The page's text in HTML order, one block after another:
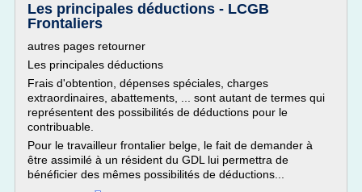
Les principales déductions - LCGB
Frontaliers
autres pages retourner
Les principales déductions
Frais d'obtention, dépenses spéciales, charges
extraordinaires, abattements, ... sont autant de termes qui
représentent des possibilités de déductions pour le
contribuable.
Pour le travailleur frontalier belge, le fait de demander à
être assimilé à un résident du GDL lui permettra de
bénéficier des mêmes possibilités de déductions...